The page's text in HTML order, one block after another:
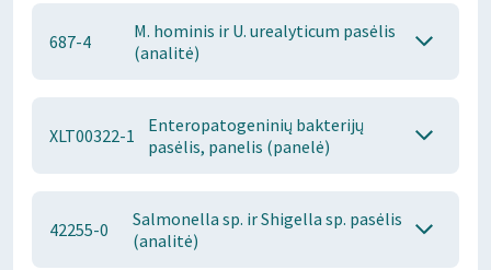
687-4
M. hominis ir U. urealyticum pasėlis
(analitė)
XLT00322-1
Enteropatogeninių bakterijų
pasėlis, panelis (panelė)
42255-0
Salmonella sp. ir Shigella sp. pasėlis
(analitė)